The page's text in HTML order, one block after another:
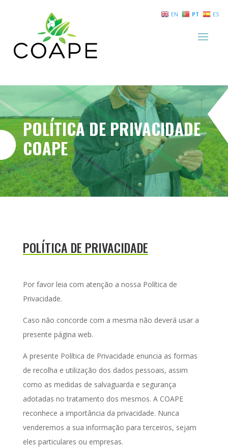
POLÍTICA DE PRIVACIDADE
COAPE
POLÍTICA DE PRIVACIDADE
Por favor leia com atenção a nossa Política de
Privacidade.
Caso não concorde com a mesma não deverá usar a
presente página web.
A presente Política de Privacidade enuncia as formas
de recolha e utilização dos dados pessoais, assim
como as medidas de salvaguarda e segurança
adotadas no tratamento dos mesmos. A COAPE
reconhece a importância da privacidade. Nunca
venderemos a sua informação para terceiros, sejam
eles particulares ou empresas.
EN PT ES